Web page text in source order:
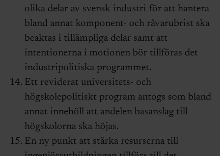
olika delar av svensk industri för att hantera
bland annat komponent- och råvarubrist ska
beaktas i tillämpliga delar samt att
intentionerna i motionen bör tillföras det
industripolitiska programmet.
Ett reviderat universitets- och
högskolepolitiskt program antogs som bland
annat innehöll att andelen basanslag till
högskolorna ska höjas.
En ny punkt att stärka resurserna till